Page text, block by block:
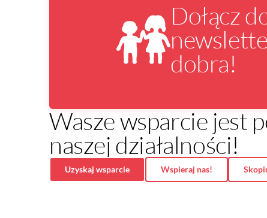
Dołącz
dobra!
Wasze wsparcie jest
naszej działalności!
Uzyskaj wsparcie Wspieraj nas!